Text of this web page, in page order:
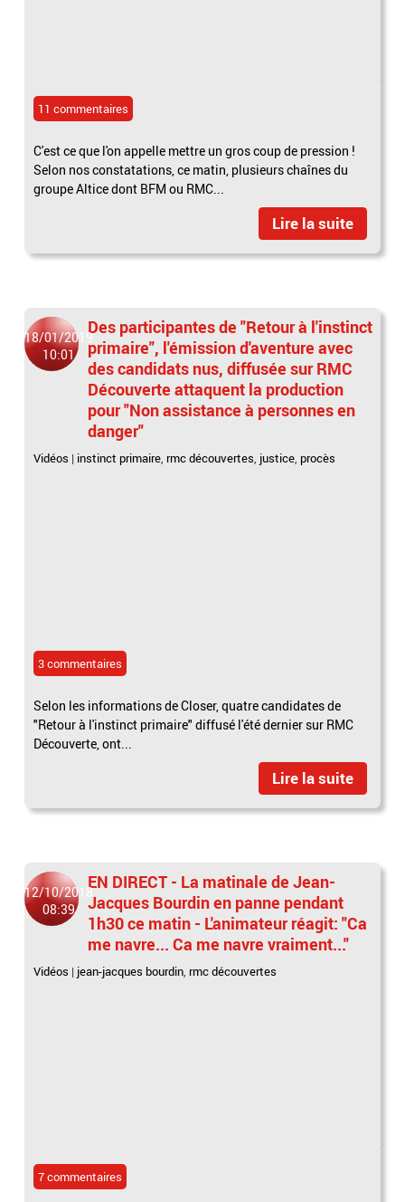
11 commentaires
C'est ce que l'on appelle mettre un gros coup de pression !
Selon nos constatations, ce matin, plusieurs chaînes du
groupe Altice dont BFM ou RMC...
Lire la suite
18/01/2019
10:01
Des participantes de "Retour à l'instinct
primaire", l'émission d'aventure avec
des candidats nus, diffusée sur RMC
Découverte attaquent la production
pour "Non assistance à personnes en
danger"
Vidéos | instinct primaire, rmc découvertes, justice, procès
3 commentaires
Selon les informations de Closer, quatre candidates de
"Retour à l'instinct primaire" diffusé l'été dernier sur RMC
Découverte, ont...
Lire la suite
12/10/2018
08:39
EN DIRECT - La matinale de Jean-
Jacques Bourdin en panne pendant
1h30 ce matin - L'animateur réagit: "Ca
me navre... Ca me navre vraiment..."
Vidéos | jean-jacques bourdin, rmc découvertes
7 commentaires